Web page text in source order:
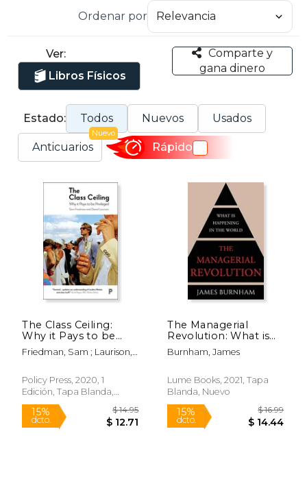
Ordenar por
Ver:
Libros Físicos
Comparte y
gana dinero
Estado: Todos Nuevos Usados
Anticuarios
Nuevo
Rápido
The Class Ceiling:
Why it Pays to be
Privileged (en Inglés)
Friedman, Sam ; Laurison,
Policy Press, 2020, 1
Edición, Tapa Blanda,
Nuevo
The Managerial
Revolution: What is
Happening in the
World (en Inglés)
Burnham, James
Lume Books, 2021, Tapa
Blanda, Nuevo